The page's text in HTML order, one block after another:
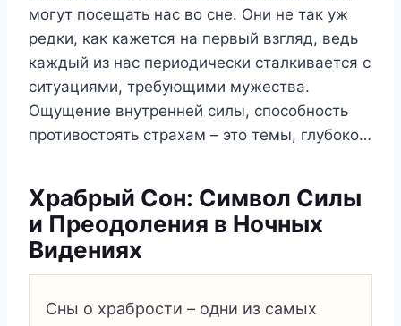
могут посещать нас во сне. Они не так уж
редки, как кажется на первый взгляд, ведь
каждый из нас периодически сталкивается с
ситуациями, требующими мужества.
Ощущение внутренней силы, способность
противостоять страхам – это темы, глубоко…
Храбрый Сон: Символ Силы
и Преодоления в Ночных
Видениях
Сны о храбрости – одни из самых